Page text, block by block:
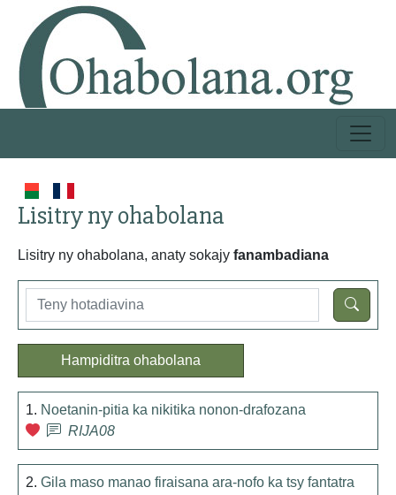
Lisitry ny ohabolana
Lisitry ny ohabolana, anaty sokajy fanambadiana
Hampiditra ohabolana
1. Noetanin-pitia ka nikitika nonon-drafozana
RIJA08
2. Gila maso manao firaisana ara-nofo ka tsy fantatra